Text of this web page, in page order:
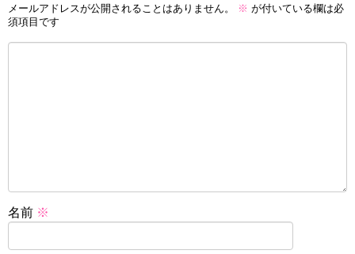
メールアドレスが公開されることはありません。 ※ が付いている欄は必
須項目です
名前 ※